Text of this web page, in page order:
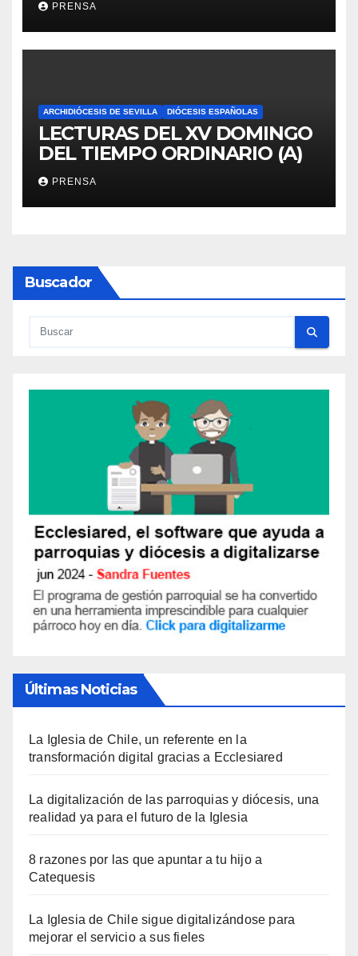
PRENSA
ARCHIDIÓCESIS DE SEVILLA DIÓCESIS ESPAÑOLAS
LECTURAS DEL XV DOMINGO
DEL TIEMPO ORDINARIO (A)
PRENSA
Buscador
Últimas Noticias
La Iglesia de Chile, un referente en la
transformación digital gracias a Ecclesiared
La digitalización de las parroquias y diócesis, una
realidad ya para el futuro de la Iglesia
8 razones por las que apuntar a tu hijo a
Catequesis
La Iglesia de Chile sigue digitalizándose para
mejorar el servicio a sus fieles